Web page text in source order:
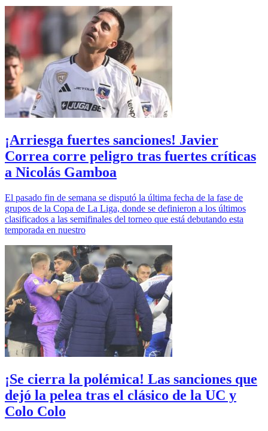
¡Arriesga fuertes sanciones! Javier
Correa corre peligro tras fuertes críticas
a Nicolás Gamboa
El pasado fin de semana se disputó la última fecha de la fase de
grupos de la Copa de La Liga, donde se definieron a los últimos
clasificados a las semifinales del torneo que está debutando esta
temporada en nuestro
¡Se cierra la polémica! Las sanciones que
dejó la pelea tras el clásico de la UC y
Colo Colo